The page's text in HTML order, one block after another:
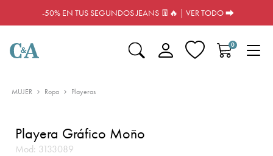
-50% EN TUS SEGUNDOS JEANS 👖🔥 | VER TODO ⮕
0
MUJER Ropa Playeras
Playera Gráfico Moño
Mod: 3133089